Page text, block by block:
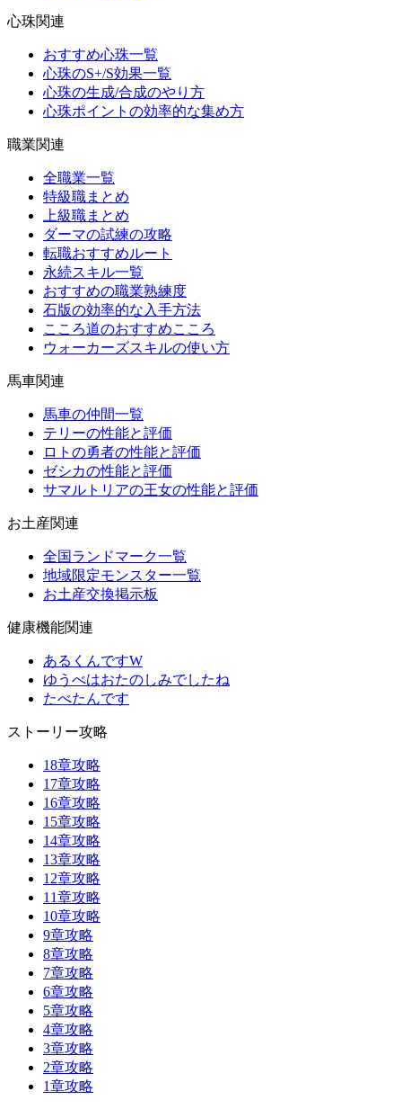
心珠関連
おすすめ心珠一覧
心珠のS+/S効果一覧
心珠の生成/合成のやり方
心珠ポイントの効率的な集め方
職業関連
全職業一覧
特級職まとめ
上級職まとめ
ダーマの試練の攻略
転職おすすめルート
永続スキル一覧
おすすめの職業熟練度
石版の効率的な入手方法
こころ道のおすすめこころ
ウォーカーズスキルの使い方
馬車関連
馬車の仲間一覧
テリーの性能と評価
ロトの勇者の性能と評価
ゼシカの性能と評価
サマルトリアの王女の性能と評価
お土産関連
全国ランドマーク一覧
地域限定モンスター一覧
お土産交換掲示板
健康機能関連
あるくんですW
ゆうべはおたのしみでしたね
たべたんです
ストーリー攻略
18章攻略
17章攻略
16章攻略
15章攻略
14章攻略
13章攻略
12章攻略
11章攻略
10章攻略
9章攻略
8章攻略
7章攻略
6章攻略
5章攻略
4章攻略
3章攻略
2章攻略
1章攻略